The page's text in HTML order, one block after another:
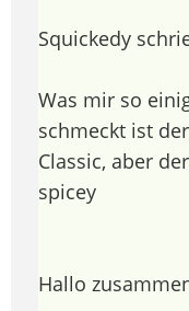
Squickedy
Was mir so
schmeckt ist
Classic, aber
spicey
Hallo